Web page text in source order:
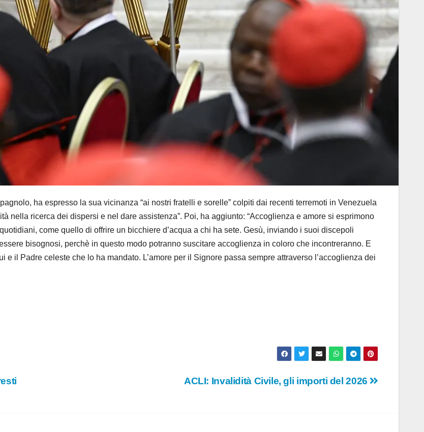
ha espresso la sua vicinanza “ai nostri fratelli e sorelle” colpiti dai recenti terremoti in Venezuela
nella ricerca dei dispersi e nel dare assistenza”. Poi, ha aggiunto: “Accoglienza e amore si esprimono
come quello di offrire un bicchiere d’acqua a chi ha sete. Gesù, inviando i suoi discepoli
bisognosi, perchè in questo modo potranno suscitare accoglienza in coloro che incontreranno. E
il Padre celeste che lo ha mandato. L’amore per il Signore passa sempre attraverso l’accoglienza dei
ACLI: Invalidità Civile, gli importi del 2026